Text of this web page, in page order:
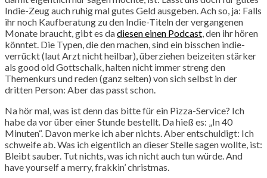
Indie-Zeug auch ruhig mal gutes Geld ausgeben. Ach so, ja: Falls
ihr noch Kaufberatung zu den Indie-Titeln der vergangenen
Monate braucht, gibt es dadiesen einen Podcast , den ihr hören
könntet. Die Typen, die den machen, sind ein bisschen indie-
verrückt (laut Arzt nicht heilbar), überziehen beizeiten stärker
als good old Gottschalk, halten nicht immer streng den
Themenkurs und reden (ganz selten) von sich selbst in der
dritten Person: Aber das passt schon.
Na hör mal, was ist denn das bitte für ein Pizza-Service? Ich
habe da vor über einer Stunde bestellt. Da hieß es: „In 40
Minuten“. Davon merke ich aber nichts. Aber entschuldigt: Ich
schweife ab. Was ich eigentlich an dieser Stelle sagen wollte, ist:
Bleibt sauber. Tut nichts, was ich nicht auch tun würde. And
have yourself a merry, frakkin’ christmas.